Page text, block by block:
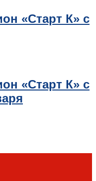
«Старт К» с
«Старт К» с